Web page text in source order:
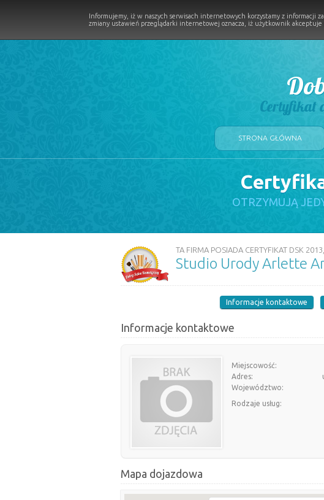
Certyfikat
STRONA GŁÓWNA
OTRZYMUJĄ
TA FIRMA POSIADA CERTYFIKAT DSK
Studio Urody Arlette
Informacje kontaktowe
Informacje kontaktowe
Miejscowość:
Adres:
Województwo:
Rodzaje usług:
Mapa dojazdowa
Informujemy, iż w naszych serwisach internetowych korzystamy z informacji
zmiany ustawień przeglądarki internetowej oznacza, iż użytkownik akceptuje